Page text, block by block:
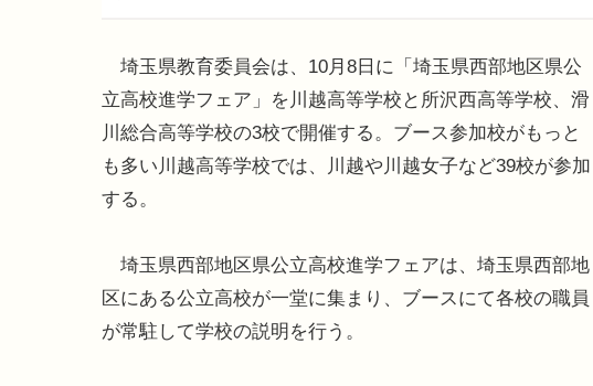
埼玉県教育委員会は、10月8日に「埼玉県西部地区県公
立高校進学フェア」を川越高等学校と所沢西高等学校、滑
川総合高等学校の3校で開催する。ブース参加校がもっと
も多い川越高等学校では、川越や川越女子など39校が参加
する。
埼玉県西部地区県公立高校進学フェアは、埼玉県西部地
区にある公立高校が一堂に集まり、ブースにて各校の職員
が常駐して学校の説明を行う。